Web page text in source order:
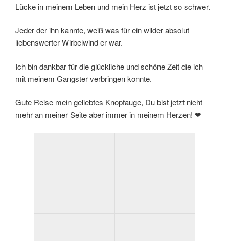
Lücke in meinem Leben und mein Herz ist jetzt so schwer.
Jeder der ihn kannte, weiß was für ein wilder absolut
liebenswerter Wirbelwind er war.
Ich bin dankbar für die glückliche und schöne Zeit die ich
mit meinem Gangster verbringen konnte.
Gute Reise mein geliebtes Knopfauge, Du bist jetzt nicht
mehr an meiner Seite aber immer in meinem Herzen! ❤